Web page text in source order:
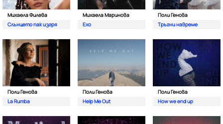
Михаела Филева
Слънцето пак изгря
Михаела Маринова
Ехо
Поли Генова
Тръгни навреме
Поли Генова
La Rumba
Поли Генова
Help Me Out
Поли Генова
How we end up